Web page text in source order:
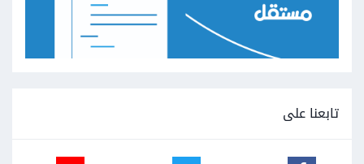
تابعنا على